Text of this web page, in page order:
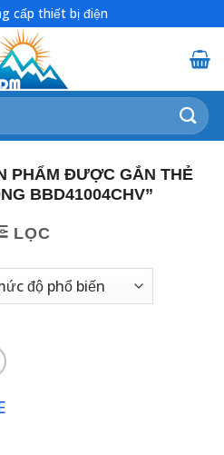
cấp thiết bị điện
PHẨM ĐƯỢC GẮN THẺ
BBD41004CHV”
LỌC